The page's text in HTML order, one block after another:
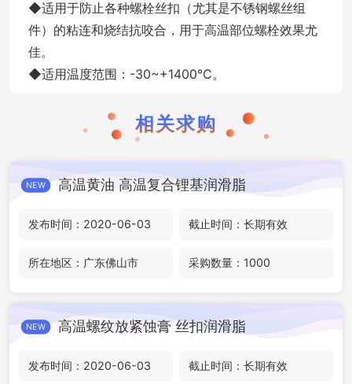
◆适用于防止各种螺栓丝扣（尤其是不锈钢螺丝组
件）的粘连和烧结抗咬合，用于高温部位螺栓效果尤
佳。
◆适用温度范围： -30~+1400℃。
相关求购
NEW 高温黄油 高温复合锂基润滑脂
发布时间：2020-06-03 截止时间：长期有效
所在地区：广东佛山市 采购数量：1000
NEW 高温螺纹放紧蚀膏 丝扣润滑脂
发布时间：2020-06-03 截止时间：长期有效